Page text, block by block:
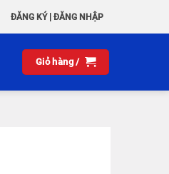
ĐĂNG KÝ| ĐĂNG NHẬP
Giỏ hàng /